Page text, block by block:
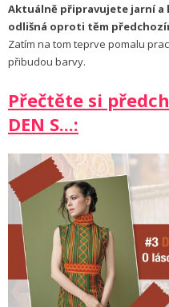
Aktuálně připravujete jarní a
odlišná oproti těm
Zatím na tom teprve pomalu
přibudou barvy.
Přečtěte si
DEN S...: